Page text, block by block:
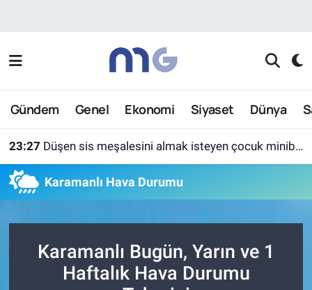
Gündem Genel Ekonomi Siyaset Dünya
23:27 Düşen sis meşalesini almak isteyen çocuk minibüsün altında kaldı
Karamanlı Hava Durumu
Karamanlı Bugün, Yarın ve 1
Haftalık Hava Durumu
Nöbetçi Eczaneler
Hava Durumu
Son Dakika Haberleri